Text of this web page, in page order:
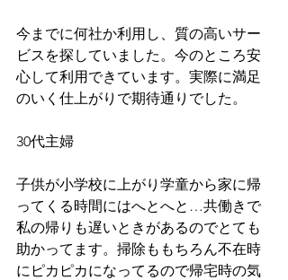
今までに何社か利用し、質の高いサー
ビスを探していました。今のところ安
心して利用できています。実際に満足
のいく仕上がりで期待通りでした。
30代主婦
子供が小学校に上がり学童から家に帰
ってくる時間にはへとへと…共働きで
私の帰りも遅いときがあるのでとても
助かってます。掃除ももちろん不在時
にピカピカになってるので帰宅時の気